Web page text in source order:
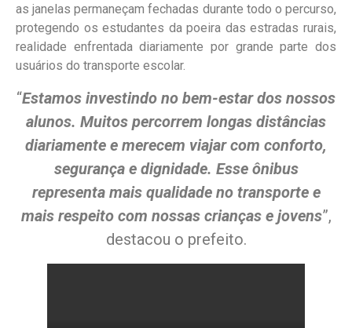
as janelas permaneçam fechadas durante todo o percurso,
protegendo os estudantes da poeira das estradas rurais,
realidade enfrentada diariamente por grande parte dos
usuários do transporte escolar.
“Estamos investindo no bem-estar dos nossos
alunos. Muitos percorrem longas distâncias
diariamente e merecem viajar com conforto,
segurança e dignidade. Esse ônibus
representa mais qualidade no transporte e
mais respeito com nossas crianças e jovens”,
destacou o prefeito.